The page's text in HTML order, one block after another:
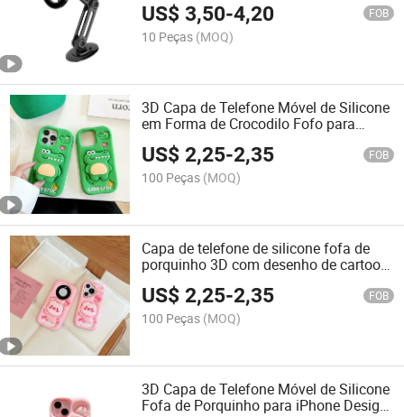
Telefone Dobrável
US$3,50-4,20 FOB
10 Peças (MOQ)
3D Capa de Telefone Móvel de Silicone
em Forma de Crocodilo Fofo para
iPhone Design Personalizado
US$2,25-2,35 FOB
100 Peças (MOQ)
Capa de telefone de silicone fofa de
porquinho 3D com desenho de cartoon
para Samsung
US$2,25-2,35 FOB
100 Peças (MOQ)
3D Capa de Telefone Móvel de Silicone
Fofa de Porquinho para iPhone Design